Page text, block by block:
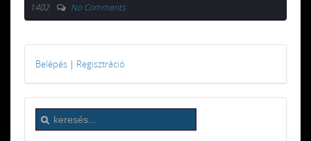
1402
No Comments
Belépés | Regisztráció